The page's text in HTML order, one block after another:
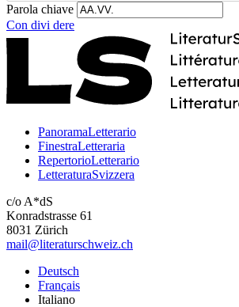
Parola chiave
Con divi dere
PanoramaLetterario
FinestraLetteraria
RepertorioLetterario
LetteraturaSvizzera
c/o A*dS
Konradstrasse 61
8031 Zürich
mail@literaturschweiz.ch
Deutsch
Français
Italiano